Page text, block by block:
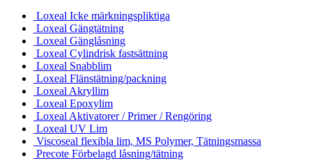
Loxeal Icke märkningspliktiga
Loxeal Gängtätning
Loxeal Gänglåsning
Loxeal Cylindrisk fastsättning
Loxeal Snabblim
Loxeal Flänstätning/packning
Loxeal Akryllim
Loxeal Epoxylim
Loxeal Aktivatorer / Primer / Rengöring
Loxeal UV Lim
Viscoseal flexibla lim, MS Polymer, Tätningsmassa
Precote Förbelagd låsning/tätning